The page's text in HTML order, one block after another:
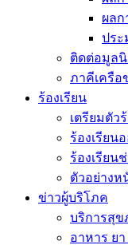
ผลก
ประ
ติดต่อมูล
ภาคีเครือ
ร้องเรียน
เตรียมตัว
ร้องเรียน
ร้องเรียน
ตัวอย่างห
ข่าวผู้บริโภค
บริการสุข
อาหาร ย